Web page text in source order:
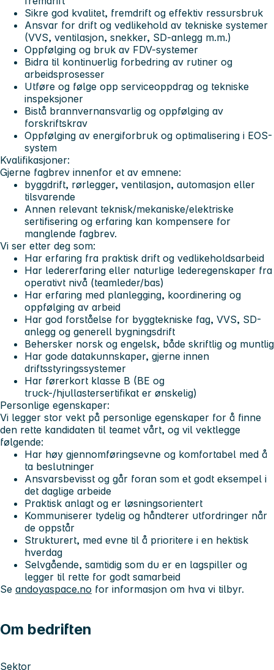
Sikre god kvalitet, fremdrift og effektiv ressursbruk
Ansvar for drift og vedlikehold av tekniske systemer
(VVS, ventilasjon, snekker, SD-anlegg m.m.)
Oppfølging og bruk av FDV-systemer
Bidra til kontinuerlig forbedring av rutiner og
arbeidsprosesser
Utføre og følge opp serviceoppdrag og tekniske
inspeksjoner
Bistå brannvernansvarlig og oppfølging av
forskriftskrav
Oppfølging av energiforbruk og optimalisering i EOS-
system
Kvalifikasjoner:
Gjerne fagbrev innenfor et av emnene:
byggdrift, rørlegger, ventilasjon, automasjon eller
tilsvarende
Annen relevant teknisk/mekaniske/elektriske
sertifisering og erfaring kan kompensere for
manglende fagbrev.
Vi ser etter deg som:
Har erfaring fra praktisk drift og vedlikeholdsarbeid
Har ledererfaring eller naturlige lederegenskaper fra
operativt nivå (teamleder/bas)
Har erfaring med planlegging, koordinering og
oppfølging av arbeid
Har god forståelse for byggtekniske fag, VVS, SD-
anlegg og generell bygningsdrift
Behersker norsk og engelsk, både skriftlig og muntlig
Har gode datakunnskaper, gjerne innen
driftsstyringssystemer
Har førerkort klasse B (BE og
truck-/hjullastersertifikat er ønskelig)
Personlige egenskaper:
Vi legger stor vekt på personlige egenskaper for å finne
den rette kandidaten til teamet vårt, og vil vektlegge
følgende:
Har høy gjennomføringsevne og komfortabel med å
ta beslutninger
Ansvarsbevisst og går foran som et godt eksempel i
det daglige arbeide
Praktisk anlagt og er løsningsorientert
Kommuniserer tydelig og håndterer utfordringer når
de oppstår
Strukturert, med evne til å prioritere i en hektisk
hverdag
Selvgående, samtidig som du er en lagspiller og
legger til rette for godt samarbeid
Se andoyaspace.no for informasjon om hva vi tilbyr.
Om bedriften
Sektor